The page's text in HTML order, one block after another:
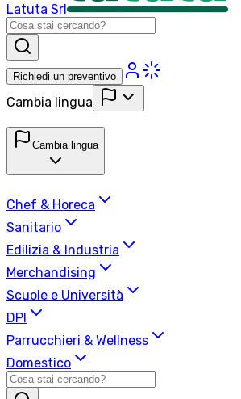
Latuta Srl
Richiedi un preventivo
Cambia lingua
Cambia lingua
Chef & Horeca
Sanitario
Edilizia & Industria
Merchandising
Scuole e Università
DPI
Parrucchieri & Wellness
Domestico